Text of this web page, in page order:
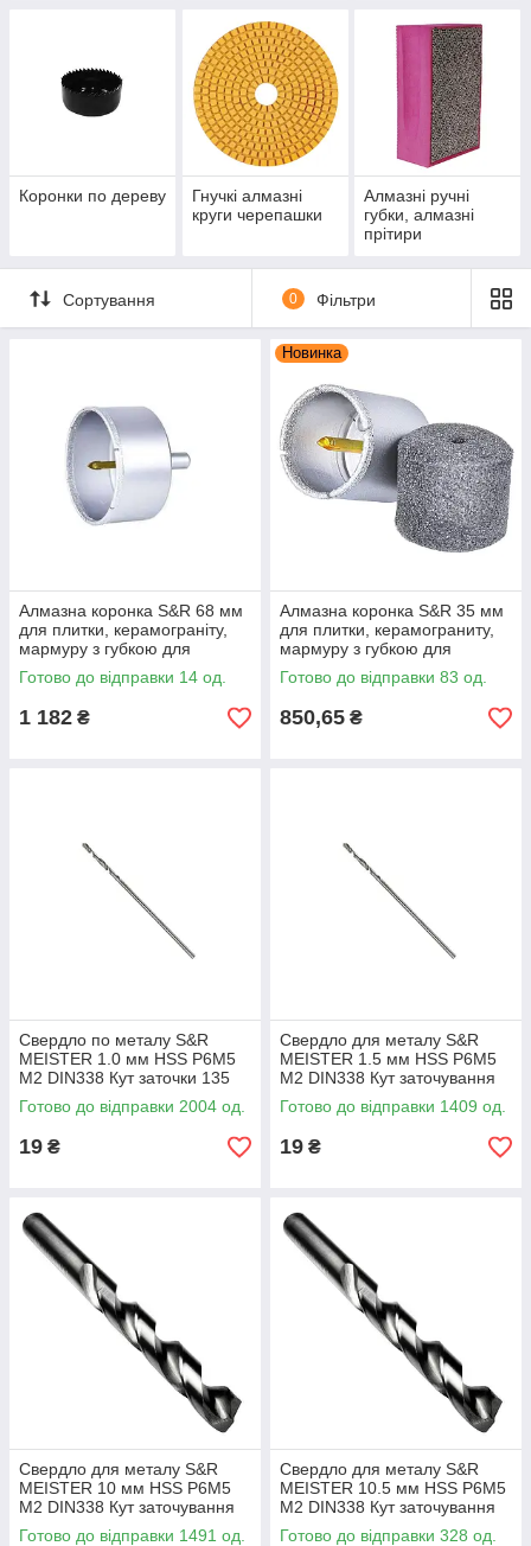
Коронки по дереву
Гнучкі алмазні
круги черепашки
Алмазні ручні
губки, алмазні
прітири
Сортування 0 Фільтри
Алмазна коронка S&R 68 мм
для плитки, керамограніту,
мармуру з губкою для
мокрого свердління
(252600068)
Готово до відправки 14 од.
1 182 ₴
Новинка
Алмазна коронка S&R 35 мм
для плитки, керамограниту,
мармуру з губкою для
вологого сверління
(252600035)
Готово до відправки 83 од.
850,65 ₴
Свердло по металу S&R
MEISTER 1.0 мм HSS Р6М5
М2 DIN338 Кут заточки 135
град (108800100)
Готово до відправки 2004 од.
19 ₴
Свердло для металу S&R
MEISTER 1.5 мм HSS Р6М5
М2 DIN338 Кут заточування
135 град (108800150)
Готово до відправки 1409 од.
19 ₴
Свердло для металу S&R
MEISTER 10 мм HSS Р6М5
М2 DIN338 Кут заточування
135 град (108801000)
Готово до відправки 1491 од.
Свердло для металу S&R
MEISTER 10.5 мм HSS Р6М5
М2 DIN338 Кут заточування
135 град (108801000)
Готово до відправки 328 од.